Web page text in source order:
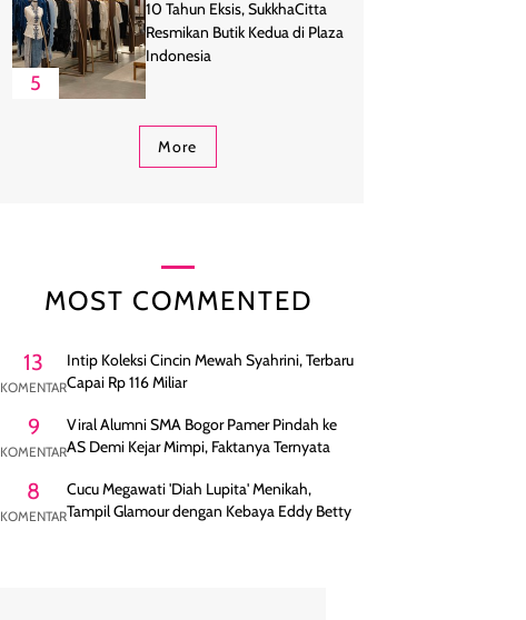
5
10 Tahun Eksis, SukkhaCitta
Resmikan Butik Kedua di Plaza
Indonesia
More
MOST COMMENTED
13
KOMENTAR
Intip Koleksi Cincin Mewah Syahrini, Terbaru
Capai Rp 116 Miliar
9
KOMENTAR
Viral Alumni SMA Bogor Pamer Pindah ke
AS Demi Kejar Mimpi, Faktanya Ternyata
8
KOMENTAR
Cucu Megawati 'Diah Lupita' Menikah,
Tampil Glamour dengan Kebaya Eddy Betty